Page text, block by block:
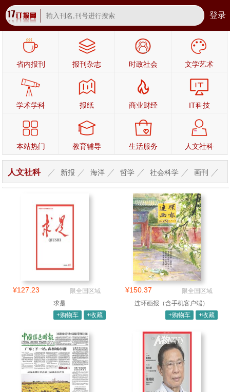
登录
省内报刊 报刊杂志 时政社会 文学艺术
学术学科 报纸 商业财经 IT科技
本站热门 教育辅导 生活服务 人文社科
人文社科 新报 海洋 哲学 社会科学 画刊
新闻 艺术 养生
植物
¥127.23
限全国区域
求是
+购物车
+收藏
¥150.37
限全国区域
连环画报（含手机客户端）
+购物车
+收藏